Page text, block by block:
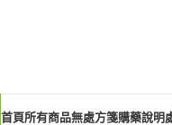
首頁所有商品無處方箋購藥說明